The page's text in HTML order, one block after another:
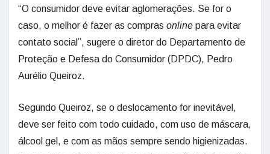
“O consumidor deve evitar aglomerações. Se for o
caso, o melhor é fazer as compras online para evitar
contato social”, sugere o diretor do Departamento de
Proteção e Defesa do Consumidor (DPDC), Pedro
Aurélio Queiroz.
Segundo Queiroz, se o deslocamento for inevitável,
deve ser feito com todo cuidado, com uso de máscara,
álcool gel, e com as mãos sempre sendo higienizadas.